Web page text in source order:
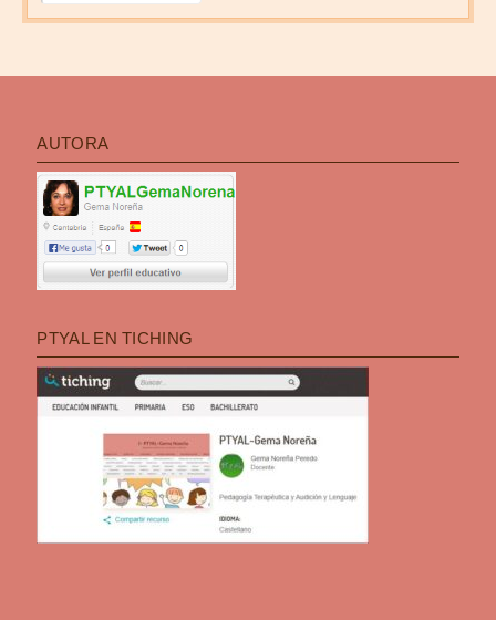
AUTORA
PTYAL EN TICHING